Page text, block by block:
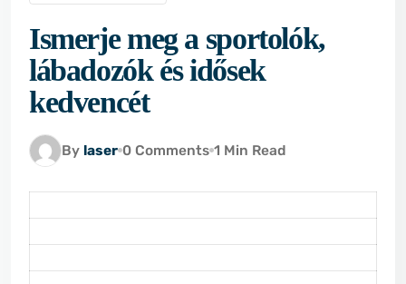
Ismerje meg a sportolók,
lábadozók és idősek
kedvencét
By laser 0 Comments 1 Min Read